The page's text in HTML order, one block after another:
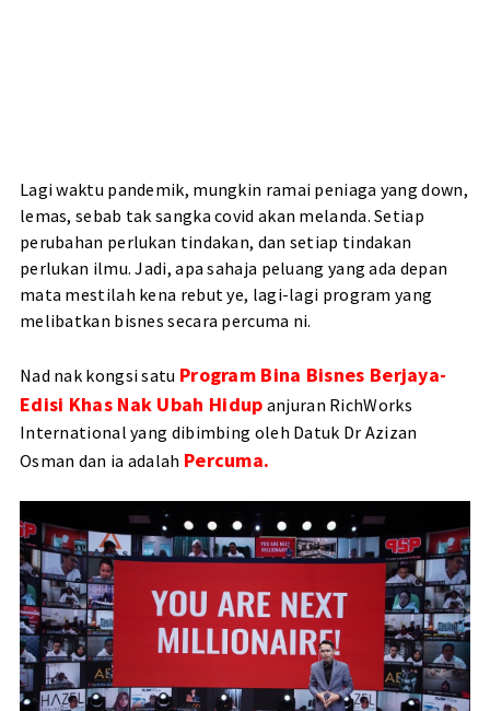
Lagi waktu pandemik, mungkin ramai peniaga yang down,
lemas, sebab tak sangka covid akan melanda. Setiap
perubahan perlukan tindakan, dan setiap tindakan
perlukan ilmu. Jadi, apa sahaja peluang yang ada depan
mata mestilah kena rebut ye, lagi-lagi program yang
melibatkan bisnes secara percuma ni.
Nad nak kongsi satu Program Bina Bisnes Berjaya-
Edisi Khas Nak Ubah Hidup anjuran RichWorks
International yang dibimbing oleh Datuk Dr Azizan
Osman dan ia adalah Percuma.